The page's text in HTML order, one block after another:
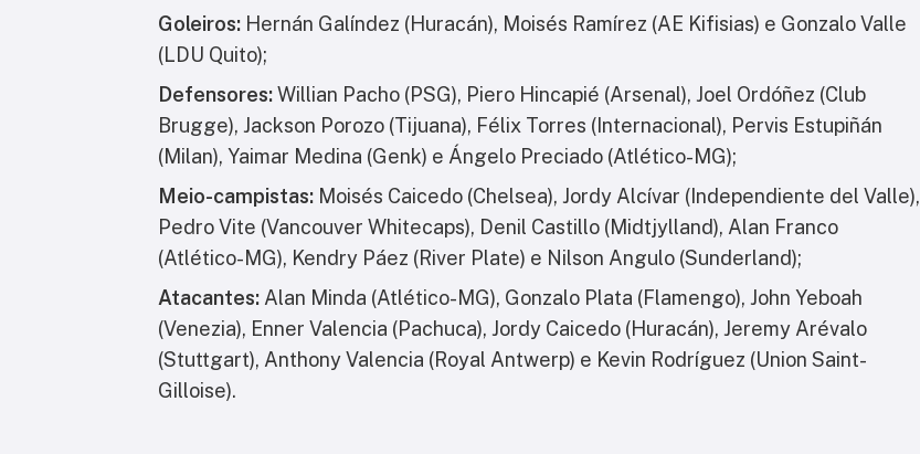
Goleiros: Hernán Galíndez (Huracán), Moisés Ramírez (AE Kifisias) e Gonzalo Valle
(LDU Quito);
Defensores:Willian Pacho (PSG), Piero Hincapié (Arsenal), Joel Ordóñez (Club
Brugge), Jackson Porozo (Tijuana), Félix Torres (Internacional), Pervis Estupiñán
(Milan), Yaimar Medina (Genk) e Ángelo Preciado (Atlético-MG);
Meio-campistas: Moisés Caicedo (Chelsea), Jordy Alcívar (Independiente del Valle),
Pedro Vite (Vancouver Whitecaps), Denil Castillo (Midtjylland), Alan Franco
(Atlético-MG), Kendry Páez (River Plate) e Nilson Angulo (Sunderland);
Atacantes: Alan Minda (Atlético-MG), Gonzalo Plata (Flamengo), John Yeboah
(Venezia), Enner Valencia (Pachuca), Jordy Caicedo (Huracán), Jeremy Arévalo
(Stuttgart), Anthony Valencia (Royal Antwerp) e Kevin Rodríguez (Union Saint-
Gilloise).